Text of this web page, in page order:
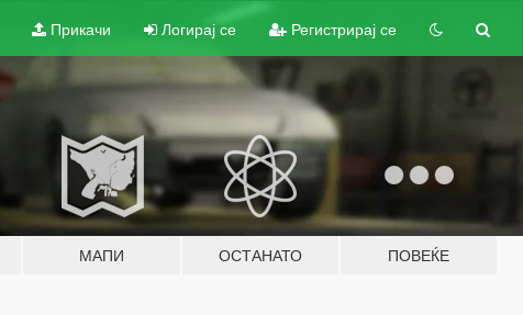
Прикачи Логирај се Регистрирај се
МАПИ ОСТАНАТО ПОВЕЌЕ